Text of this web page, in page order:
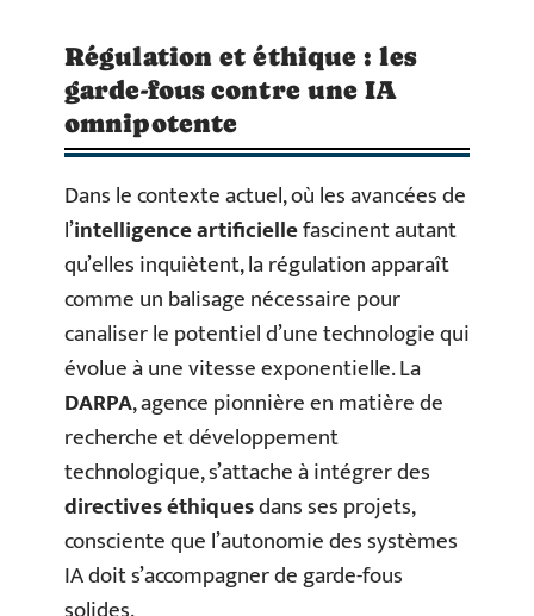
Régulation et éthique : les
garde-fous contre une IA
omnipotente
Dans le contexte actuel, où les avancées de
l’intelligence artificiellefascinent autant
qu’elles inquiètent, la régulation apparaît
comme un balisage nécessaire pour
canaliser le potentiel d’une technologie qui
évolue à une vitesse exponentielle. La
DARPA, agence pionnière en matière de
recherche et développement
technologique, s’attache à intégrer des
directives éthiquesdans ses projets,
consciente que l’autonomie des systèmes
IA doit s’accompagner de garde-fous